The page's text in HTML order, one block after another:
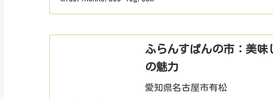
ふらんすぱんの市：美味
の魅力
愛知県名古屋市有松